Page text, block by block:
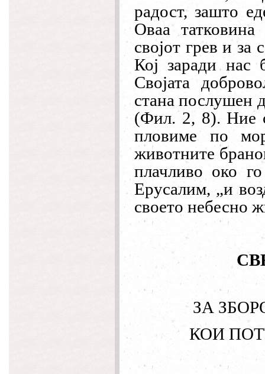
радост, зашто
Оваа
својот грев и
Кој заради нас
Својата
стана послушен
(Фил. 2, 8). Ние
пловиме по
животните
плачливо око
Ерусалим,„и
своето небесно
ЗА
КОИ